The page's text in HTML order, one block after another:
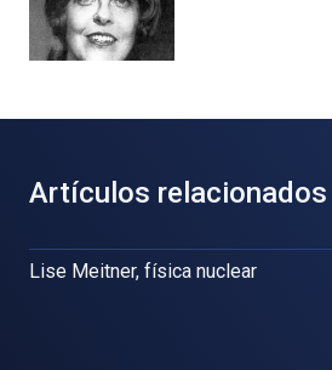
Artículos relacionados
Lise Meitner, física nuclear